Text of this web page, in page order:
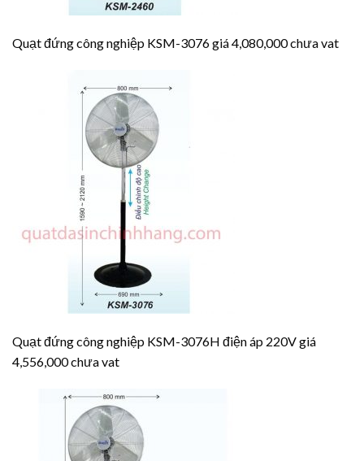
Quạt đứng công nghiệp KSM-3076 giá 4,080,000 chưa vat
Quạt đứng công nghiệp KSM-3076H điện áp 220V giá
4,556,000 chưa vat